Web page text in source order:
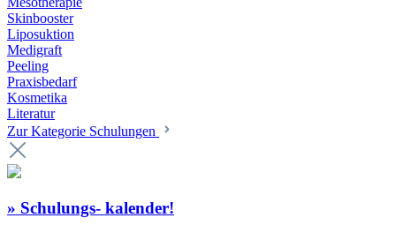
Skinbooster
Liposuktion
Medigraft
Peeling
Praxisbedarf
Kosmetika
Literatur
Zur Kategorie Schulungen
» Schulungs- kalender!